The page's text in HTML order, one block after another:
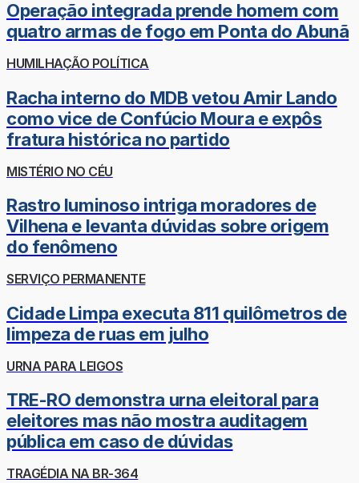
Operação integrada prende homem com
quatro armas de fogo em Ponta do Abunã
HUMILHAÇÃO POLÍTICA
Racha interno do MDB vetou Amir Lando
como vice de Confúcio Moura e expôs
fratura histórica no partido
MISTÉRIO NO CÉU
Rastro luminoso intriga moradores de
Vilhena e levanta dúvidas sobre origem
do fenômeno
SERVIÇO PERMANENTE
Cidade Limpa executa 811 quilômetros de
limpeza de ruas em julho
URNA PARA LEIGOS
TRE-RO demonstra urna eleitoral para
eleitores mas não mostra auditagem
pública em caso de dúvidas
TRAGÉDIA NA BR-364